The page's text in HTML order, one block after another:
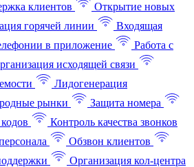
клиентов
Открытие новых
горячей линии
Входящая
в приложение
Работа с
исходящей связи
Лидогенерация
рынки
Защита номера
Контроль качества звонков
Обзвон клиентов
Организация кол-центра